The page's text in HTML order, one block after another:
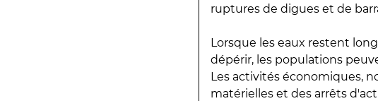
ruptures de digues et de
Lorsque les eaux restent
dépérir, les populations
Les activités économiques,
matérielles et des arrêts